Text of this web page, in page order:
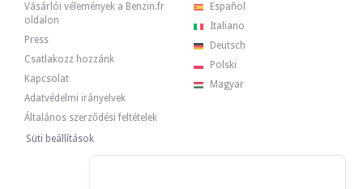
Vásárlói vélemények a Benzin.fr
oldalon
Press
Csatlakozz hozzánk
Kapcsolat
Adatvédelmi irányelvek
Általános szerződési feltételek
Süti beállítások
Español
Italiano
Deutsch
Polski
Magyar